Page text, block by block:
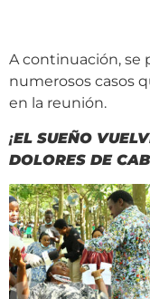
A continuación, se
numerosos casos
en la reunión.
¡EL SUEÑO
DOLORES DE